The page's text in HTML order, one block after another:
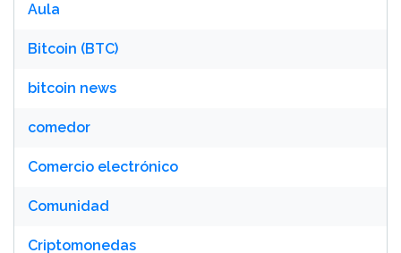
Aula
Bitcoin (BTC)
bitcoin news
comedor
Comercio electrónico
Comunidad
Criptomonedas